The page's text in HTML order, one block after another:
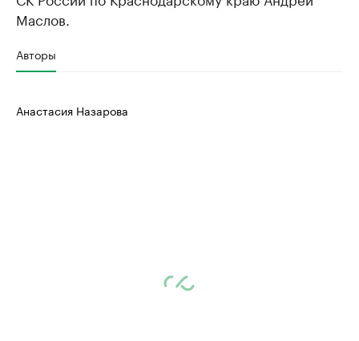
Маслов.
Авторы
Анастасия Назарова